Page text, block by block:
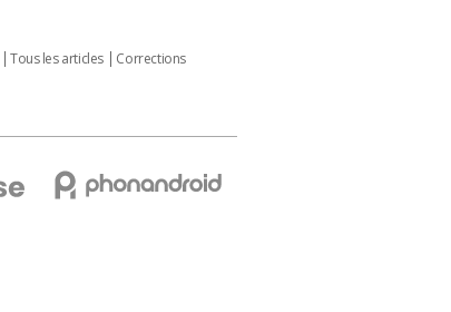
Tous les articles
Corrections